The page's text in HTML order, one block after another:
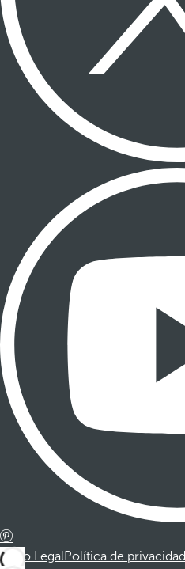
Aviso LegalPolítica de privacidad